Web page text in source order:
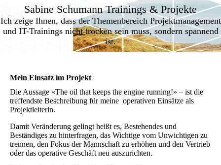
Sabine Schumann Trainings & Projekte
Ich zeige Ihnen, dass der Themenbereich Projektmanagement
und IT-Trainings nicht trocken sein muss, sondern spannend
ist.
Mein Einsatz im Projekt
Die Aussage «The oil that keeps the engine running!» – ist die
treffendste Beschreibung für meine operativen Einsätze als
Projektleiterin.
Damit Veränderung gelingt heißt es, Bestehendes und
Beständiges zu hinterfragen, das Wichtige vom Unwichtigen zu
trennen, den Fokus der Mannschaft zu erhöhen und den Vertrieb
oder das operative Geschäft neu auszurichten.